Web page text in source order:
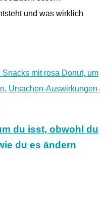
und was wirklich
du isst, obwohl du
du es ändern